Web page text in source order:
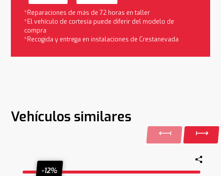
*Reparaciones de más de 72 horas en taller
*El vehículo de cortesía puede diferir del modelo de
compra
*Recogida y entrega en instalaciones de Crestanevada
Vehículos similares
-12%